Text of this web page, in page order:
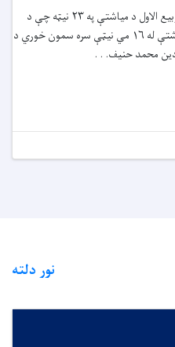
نن یکشنبه د ۱۴۴۵ هجري قمري کال د ربیع الاول د میاشتې په ۲۳ نیټه چې د
۱۴۰۲ هجري شمسی، کال د میزان د میاشتې له ۱۶ مي نیټې سره سمون خوري د
دین محمد حنیف. . .
نور دلته